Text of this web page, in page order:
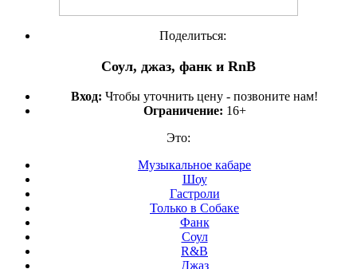
Поделиться:
Соул, джаз, фанк и RnB
Вход: Чтобы уточнить цену - позвоните нам!
Ограничение: 16+
Это:
Музыкальное кабаре
Шоу
Гастроли
Только в Собаке
Фанк
Соул
R&B
Джаз